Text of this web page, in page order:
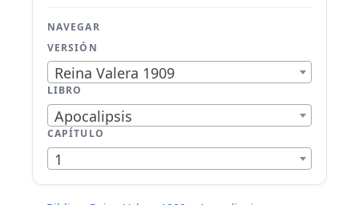
NAVEGAR
VERSIÓN
Reina Valera 1909
LIBRO
Apocalipsis
CAPÍTULO
1